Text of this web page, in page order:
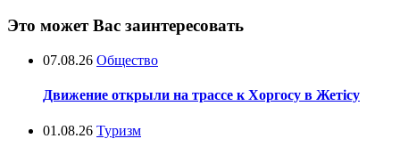
Это может Вас заинтересовать
07.08.26 Общество
Движение открыли на трассе к Хоргосу в Жетісу
01.08.26 Туризм